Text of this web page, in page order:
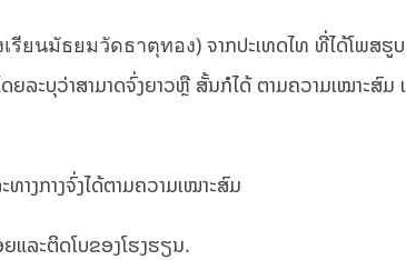
ยนมัธยมวัดธาตุทอง) ຈາກປະເທດໄທ ທີ່ໄດ້ໂພສຮູ
ລະບຸວ່າສາມາດຈົ່ງຍາວຫຼື ສັ້ນກໍໄດ້ ຕາມຄວາມເໝາະສົມ
ງກາງຈົ່ງໄດ້ຕາມຄວາມເໝາະສົມ
ແລະຕິດໂບຂອງໂຮງຮຽນ.